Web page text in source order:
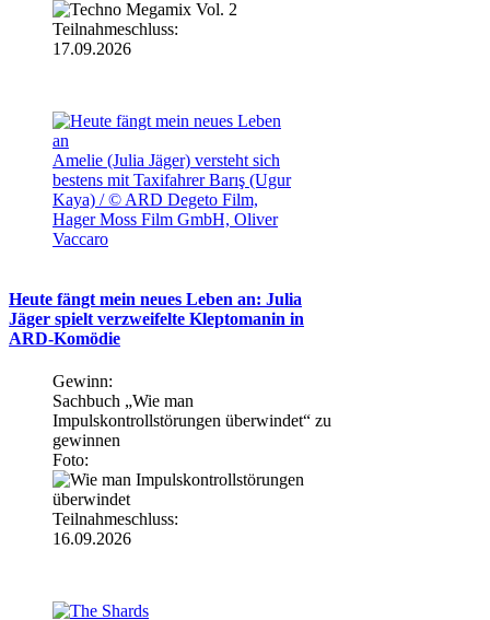
Teilnahmeschluss:
17.09.2026
Amelie (Julia Jäger) versteht sich
bestens mit Taxifahrer Barış (Ugur
Kaya) / © ARD Degeto Film,
Hager Moss Film GmbH, Oliver
Vaccaro
Heute fängt mein neues Leben an: Julia
Jäger spielt verzweifelte Kleptomanin in
ARD-Komödie
Gewinn:
Sachbuch „Wie man
Impulskontrollstörungen überwindet“ zu
gewinnen
Foto:
Teilnahmeschluss:
16.09.2026